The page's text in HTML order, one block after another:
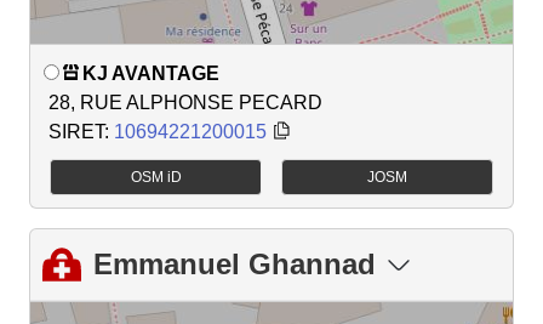
KJ AVANTAGE
28, RUE ALPHONSE PECARD
SIRET: 10694221200015
OSM iD JOSM
Emmanuel Ghannad